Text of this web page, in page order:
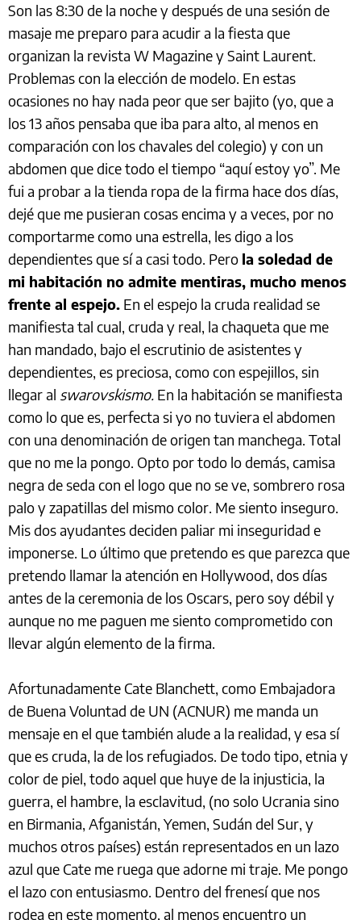
Son las 8:30 de la noche y después de una sesión de
masaje me preparo para acudir a la fiesta que
organizan la revista W Magazine y Saint Laurent.
Problemas con la elección de modelo. En estas
ocasiones no hay nada peor que ser bajito (yo, que a
los 13 años pensaba que iba para alto, al menos en
comparación con los chavales del colegio) y con un
abdomen que dice todo el tiempo “aquí estoy yo”. Me
fui a probar a la tienda ropa de la firma hace dos días,
dejé que me pusieran cosas encima y a veces, por no
comportarme como una estrella, les digo a los
dependientes que sí a casi todo. Pero la soledad de
mi habitación no admite mentiras, mucho menos
frente al espejo. En el espejo la cruda realidad se
manifiesta tal cual, cruda y real, la chaqueta que me
han mandado, bajo el escrutinio de asistentes y
dependientes, es preciosa, como con espejillos, sin
llegar al swarovskismo. En la habitación se manifiesta
como lo que es, perfecta si yo no tuviera el abdomen
con una denominación de origen tan manchega. Total
que no me la pongo. Opto por todo lo demás, camisa
negra de seda con el logo que no se ve, sombrero rosa
palo y zapatillas del mismo color. Me siento inseguro.
Mis dos ayudantes deciden paliar mi inseguridad e
imponerse. Lo último que pretendo es que parezca que
pretendo llamar la atención en Hollywood, dos días
antes de la ceremonia de los Oscars, pero soy débil y
aunque no me paguen me siento comprometido con
llevar algún elemento de la firma.
Afortunadamente Cate Blanchett, como Embajadora
de Buena Voluntad de UN (ACNUR) me manda un
mensaje en el que también alude a la realidad, y esa sí
que es cruda, la de los refugiados. De todo tipo, etnia y
color de piel, todo aquel que huye de la injusticia, la
guerra, el hambre, la esclavitud, (no solo Ucrania sino
en Birmania, Afganistán, Yemen, Sudán del Sur, y
muchos otros países) están representados en un lazo
azul que Cate me ruega que adorne mi traje. Me pongo
el lazo con entusiasmo. Dentro del frenesí que nos
rodea en este momento, al menos encuentro un